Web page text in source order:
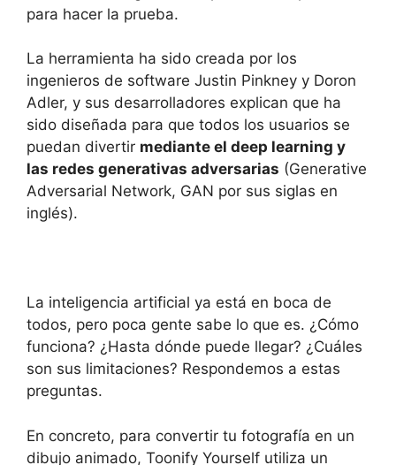
para hacer la prueba.
La herramienta ha sido creada por los
ingenieros de software Justin Pinkney y Doron
Adler, y sus desarrolladores explican que ha
sido diseñada para que todos los usuarios se
puedan divertir mediante el deep learning y
las redes generativas adversarias (Generative
Adversarial Network, GAN por sus siglas en
inglés).
La inteligencia artificial ya está en boca de
todos, pero poca gente sabe lo que es. ¿Cómo
funciona? ¿Hasta dónde puede llegar? ¿Cuáles
son sus limitaciones? Respondemos a estas
preguntas.
En concreto, para convertir tu fotografía en un
dibujo animado, Toonify Yourself utiliza un